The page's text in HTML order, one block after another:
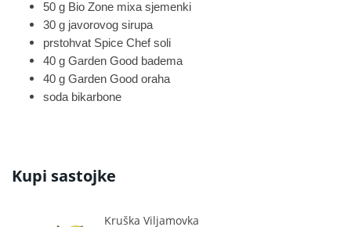
50 g Bio Zone mixa sjemenki
30 g javorovog sirupa
prstohvat Spice Chef soli
40 g Garden Good badema
40 g Garden Good oraha
soda bikarbone
Kupi sastojke
Kruška Viljamovka